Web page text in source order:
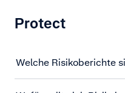
Protect
Welche Risikoberichte